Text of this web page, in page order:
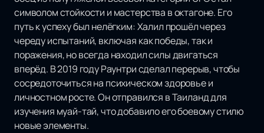
символом стойкости и мастерства в октагоне. Его
путь к успеху был нелёгким: Халил прошёл через
череду испытаний, включая как победы, так и
поражения, но всегда находил силы двигаться
вперёд. В 2019 году Раунтри сделал перерыв, чтобы
сосредоточиться на психическом здоровье и
личностном росте. Он отправился в Таиланд для
изучения муай-тай, что добавило его боевому стилю
новые элементы.